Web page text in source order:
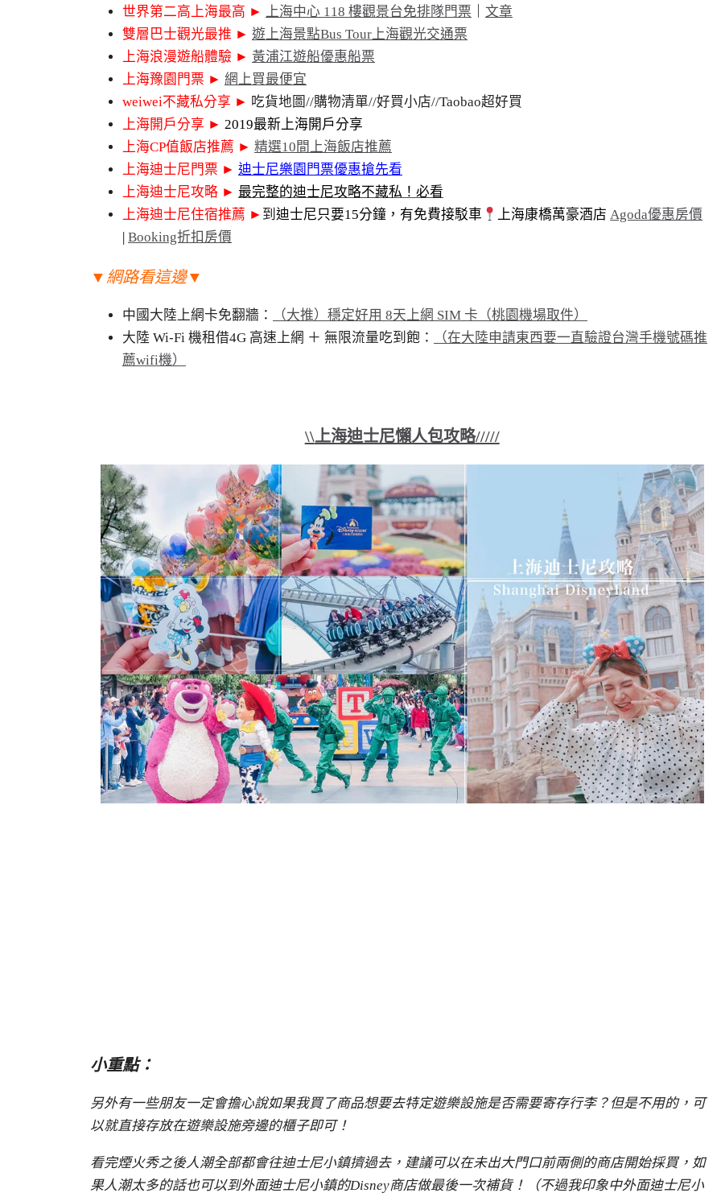
世界第二高上海最高 ► 上海中心 118 樓觀景台免排隊門票
文章
雙層巴士觀光最推 ► 遊上海景點Bus Tour上海觀光交通票
上海浪漫遊船體驗 ► 黃浦江遊船優惠船票
上海豫園門票 ► 網上買最便宜
weiwei不藏私分享 ► 吃貨地圖//購物清單//好買小店//Taobao超好買
上海開戶分享 ► 2019最新上海開戶分享
上海CP值飯店推薦 ► 精選10間上海飯店推薦
上海迪士尼門票 ► 迪士尼樂園門票優惠搶先看
上海迪士尼攻略 ► 最完整的迪士尼攻略不藏私！必看
上海迪士尼住宿推薦 ► 到 迪士尼只要15分鐘，有免費接駁車 上海康橋萬豪酒店Agoda優惠房價
Booking折扣房價
▼網路看這邊▼
中國大陸上網卡免翻牆：
（大推）穩定好用 8天上網 SIM 卡（桃園機場取件）
大陸 Wi-Fi 機租借4G 高速上網 ＋ 無限流量吃到飽：
（在大陸申請東西要一直驗證台灣手機號碼推
薦wifi機）
\\上海迪士尼懶人包攻略/////
小重點：
另外有一些朋友一定會擔心說如果我買了商品想要去特定遊樂設施是否需要寄存行李？但是不用的，可
以就直接存放在遊樂設施旁邊的櫃子即可！
看完煙火秀之後人潮全部都會往迪士尼小鎮擠過去，建議可以在未出大門口前兩側的商店開始採買，如
果人潮太多的話也可以到外面迪士尼小鎮的Disney商店做最後一次補貨！（不過我印象中外面迪士尼小